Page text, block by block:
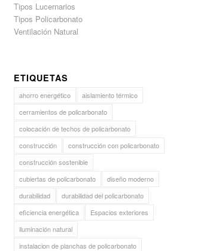
Tipos Lucernarios
Tipos Policarbonato
Ventilación Natural
ETIQUETAS
ahorro energético
aislamiento térmico
cerramientos de policarbonato
colocación de techos de policarbonato
construcción
construcción con policarbonato
construcción sostenible
cubiertas de policarbonato
diseño moderno
durabilidad
durabilidad del policarbonato
eficiencia energética
Espacios exteriores
iluminación natural
instalacion de planchas de policarbonato